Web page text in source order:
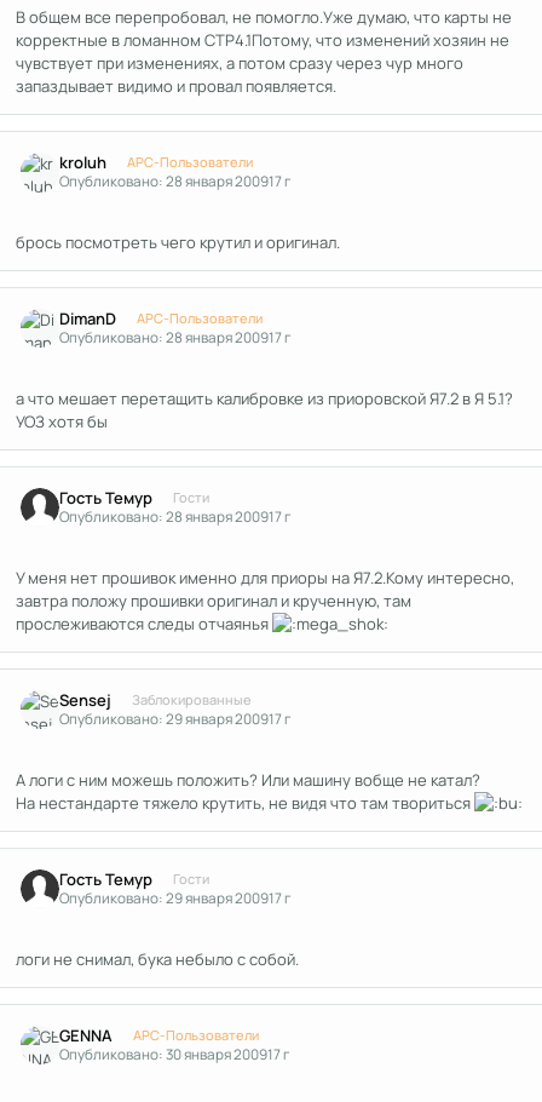
В общем все перепробовал, не помогло.Уже думаю, что карты не
корректные в ломанном СТР4.1Потому, что изменений хозяин не
чувствует при изменениях, а потом сразу через чур много
запаздывает видимо и провал появляется.
kroluh APC-Пользователи
Опубликовано:28 января 200917 г
брось посмотреть чего крутил и оригинал.
DimanD APC-Пользователи
Опубликовано:28 января 200917 г
а что мешает перетащить калибровке из приоровской Я7.2 в Я 5.1?
УОЗ хотя бы
Гость Темур Гости
Опубликовано:28 января 200917 г
У меня нет прошивок именно для приоры на Я7.2.Кому интересно,
завтра положу прошивки оригинал и крученную, там
прослеживаются следы отчаянья
Sensej Заблокированные
Опубликовано:29 января 200917 г
А логи с ним можешь положить? Или машину вобще не катал?
На нестандарте тяжело крутить, не видя что там твориться
Гость Темур Гости
Опубликовано:29 января 200917 г
логи не снимал, бука небыло с собой.
GENNA APC-Пользователи
Опубликовано:30 января 200917 г